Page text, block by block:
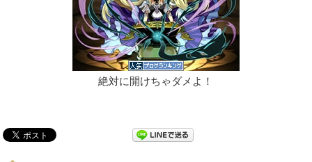
絶対に開けちゃダメよ！